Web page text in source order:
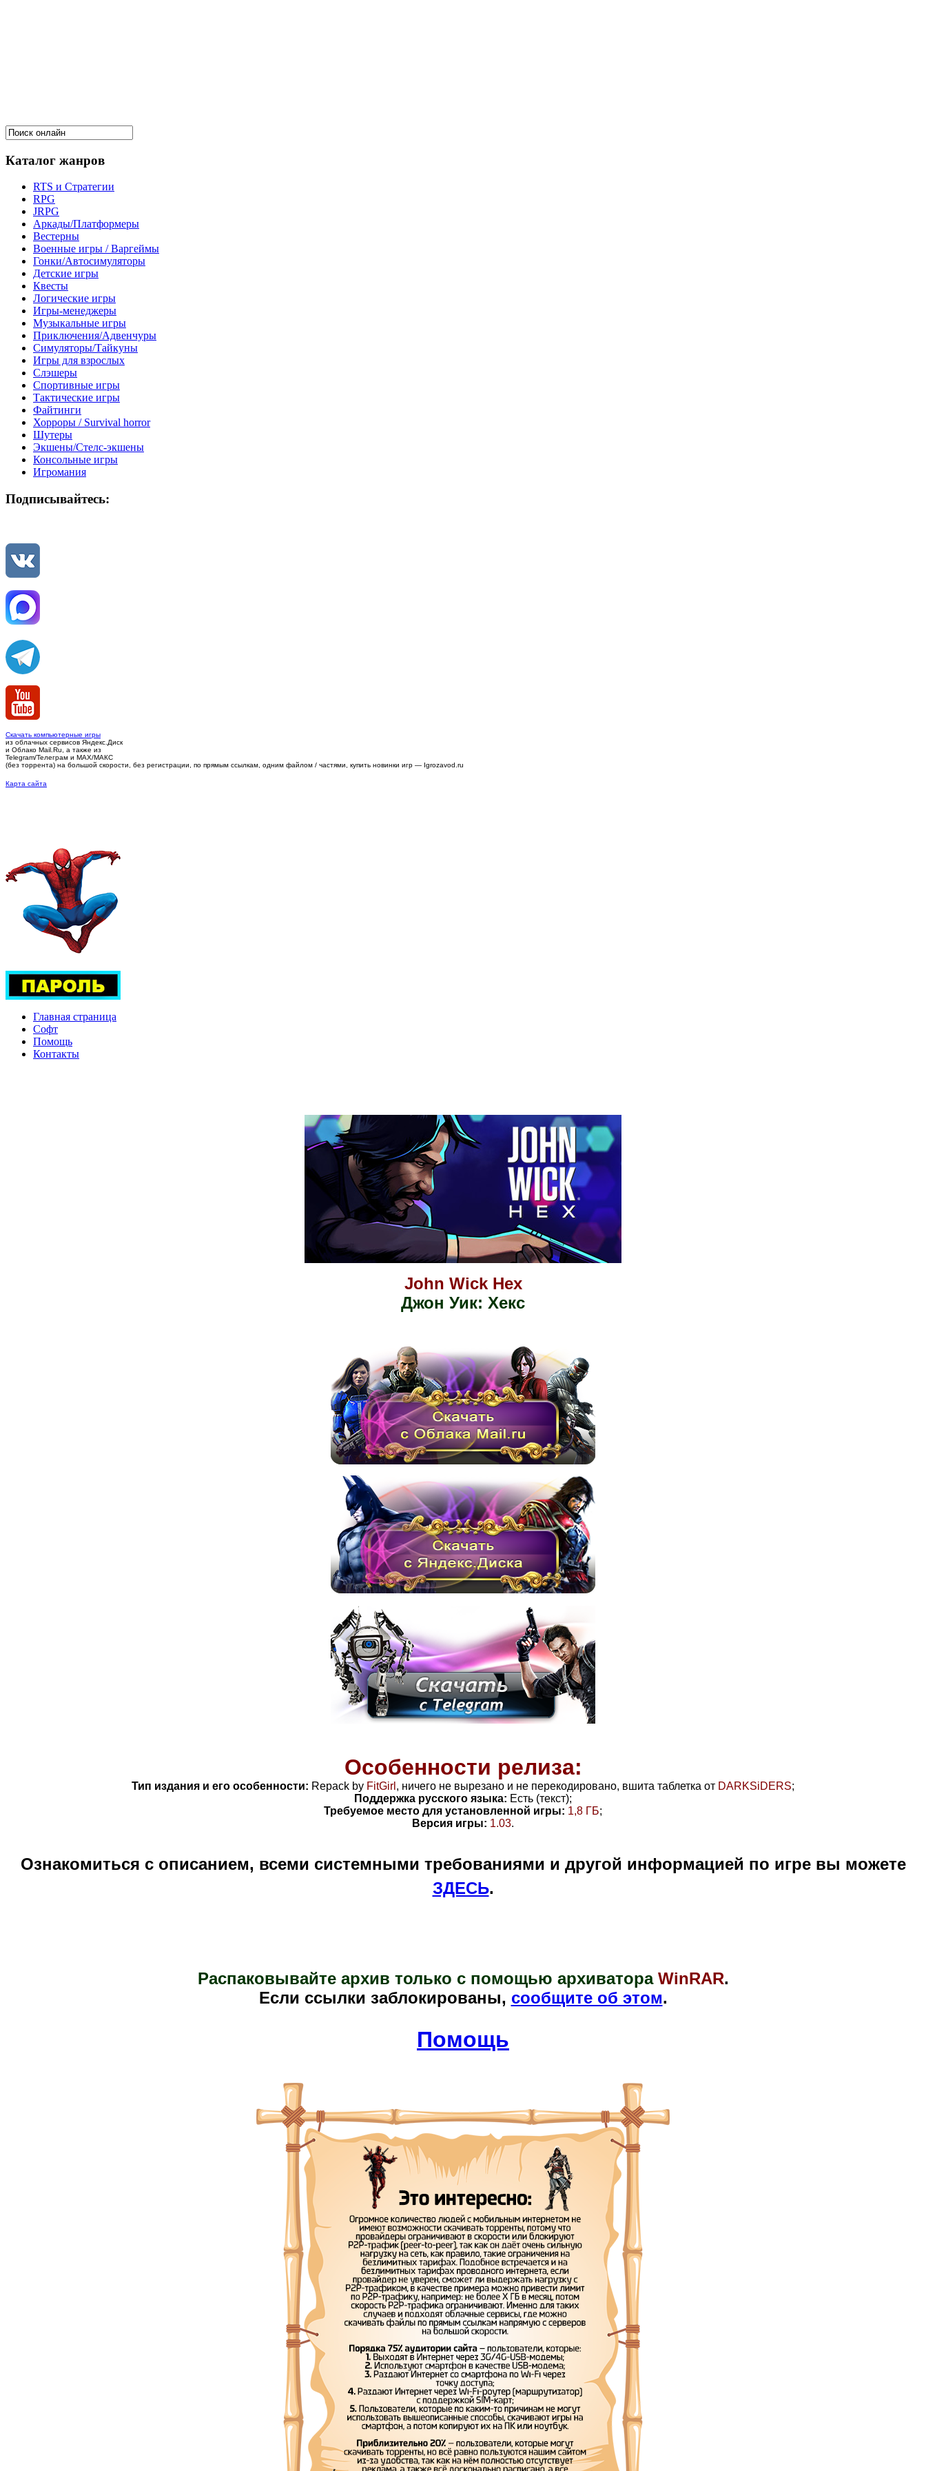
Каталог жанров
RTS и Стратегии
RPG
JRPG
Аркады/Платформеры
Вестерны
Военные игры / Варгеймы
Гонки/Автосимуляторы
Детские игры
Квесты
Логические игры
Игры-менеджеры
Музыкальные игры
Приключения/Адвенчуры
Симуляторы/Тайкуны
Игры для взрослых
Слэшеры
Спортивные игры
Тактические игры
Файтинги
Хорроры / Survival horror
Шутеры
Экшены/Стелс-экшены
Консольные игры
Игромания
Подписывайтесь:
Скачать компьютерные игры
из облачных сервисов Яндекс.Диск
и Облако Mail.Ru, а также из
Telegram/Телеграм и MAX/МАКС
(без торрента) на большой скорости, без регистрации, по прямым ссылкам, одним файлом / частями, купить новинки игр — Igrozavod.ru
Карта сайта
Главная страница
Софт
Помощь
Контакты
John Wick Hex
Джон Уик: Хекс
Особенности релиза:
Тип издания и его особенности: Repack by FitGirl , ничего не вырезано и не перекодировано, вшита таблетка от DARKSiDERS;
Поддержка русского языка: Есть (текст);
Требуемое место для установленной игры: 1,8 ГБ;
Версия игры: 1.03.
Ознакомиться с описанием, всеми системными требованиями и другой информацией по игре вы можете
ЗДЕСЬ.
Распаковывайте архив только с помощью архиватора WinRAR.
Если ссылки заблокированы, сообщите об этом.
Помощь